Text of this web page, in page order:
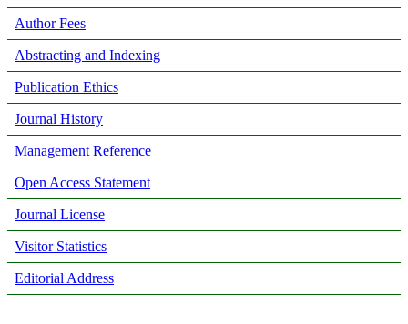
Author Fees
Abstracting and Indexing
Publication Ethics
Journal History
Management Reference
Open Access Statement
Journal License
Visitor Statistics
Editorial Address